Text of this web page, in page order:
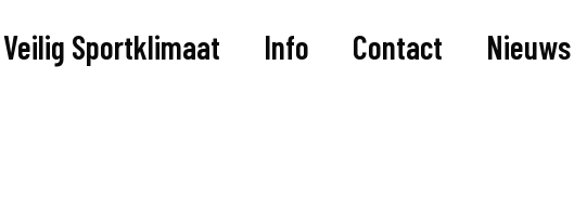
Veilig Sportklimaat Info Contact Nieuws